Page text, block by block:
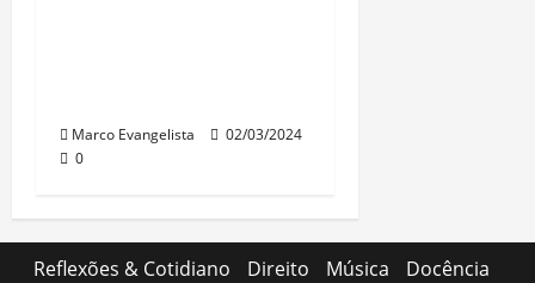
Marco Evangelista
02/03/2024
0
Reflexões & Cotidiano Direito Música
Docência